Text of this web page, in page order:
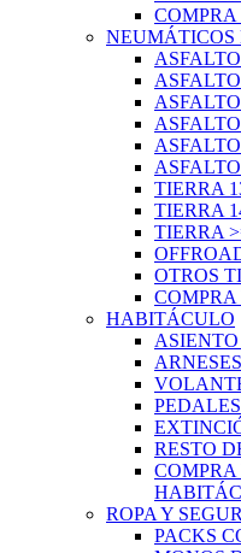
COMPRA
NEUMÁTICOS
TIERRA
TIERRA
TIERRA
OTROS
HABITÁCULO
ARNESES
PEDALES
RESTO
COMPRA
ROPA Y
PACKS